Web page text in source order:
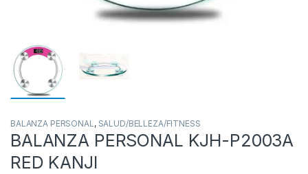
BALANZA PERSONAL, SALUD/BELLEZA/FITNESS
BALANZA PERSONAL KJH-P2003A
RED KANJI